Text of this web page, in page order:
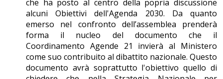
che ha posto al centro della popria discussione
alcuni Obiettivi dell'Agenda 2030. Da quanto
emerso nel confronto dell’assemblea prenderà
forma il nucleo del documento che il
Coordinamento Agende 21 invierà al Ministero
come suo contribuito al dibattito nazionale. Questo
documento avrà soprattutto l'obiettivo quello di